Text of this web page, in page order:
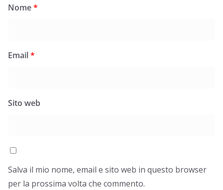
Nome*
Email*
Sito web
Salva il mio nome, email e sito web in questo browser
per la prossima volta che commento.